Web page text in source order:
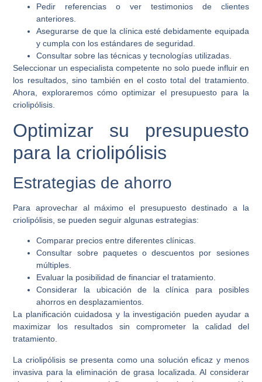
Pedir referencias o ver testimonios de clientes
anteriores.
Asegurarse de que la clínica esté debidamente equipada
y cumpla con los estándares de seguridad.
Consultar sobre las técnicas y tecnologías utilizadas.
Seleccionar un especialista competente no solo puede influir en
los resultados, sino también en el costo total del tratamiento.
Ahora, exploraremos cómo optimizar el presupuesto para la
criolipólisis.
Optimizar su presupuesto
para la criolipólisis
Estrategias de ahorro
Para aprovechar al máximo el presupuesto destinado a la
criolipólisis, se pueden seguir algunas estrategias:
Comparar precios entre diferentes clínicas.
Consultar sobre paquetes o descuentos por sesiones
múltiples.
Evaluar la posibilidad de financiar el tratamiento.
Considerar la ubicación de la clínica para posibles
ahorros en desplazamientos.
La planificación cuidadosa y la investigación pueden ayudar a
maximizar los resultados sin comprometer la calidad del
tratamiento.
La criolipólisis se presenta como una solución eficaz y menos
invasiva para la eliminación de grasa localizada. Al considerar